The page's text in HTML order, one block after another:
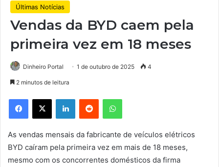
Últimas Notícias
Vendas da BYD caem pela
primeira vez em 18 meses
Dinheiro Portal 1 de outubro de 2025 4
2 minutos de leitura
Facebook
X LinkedinReddit WhatsApp
As vendas mensais da fabricante de veículos elétricos
BYD caíram pela primeira vez em mais de 18 meses,
mesmo com os concorrentes domésticos da firma